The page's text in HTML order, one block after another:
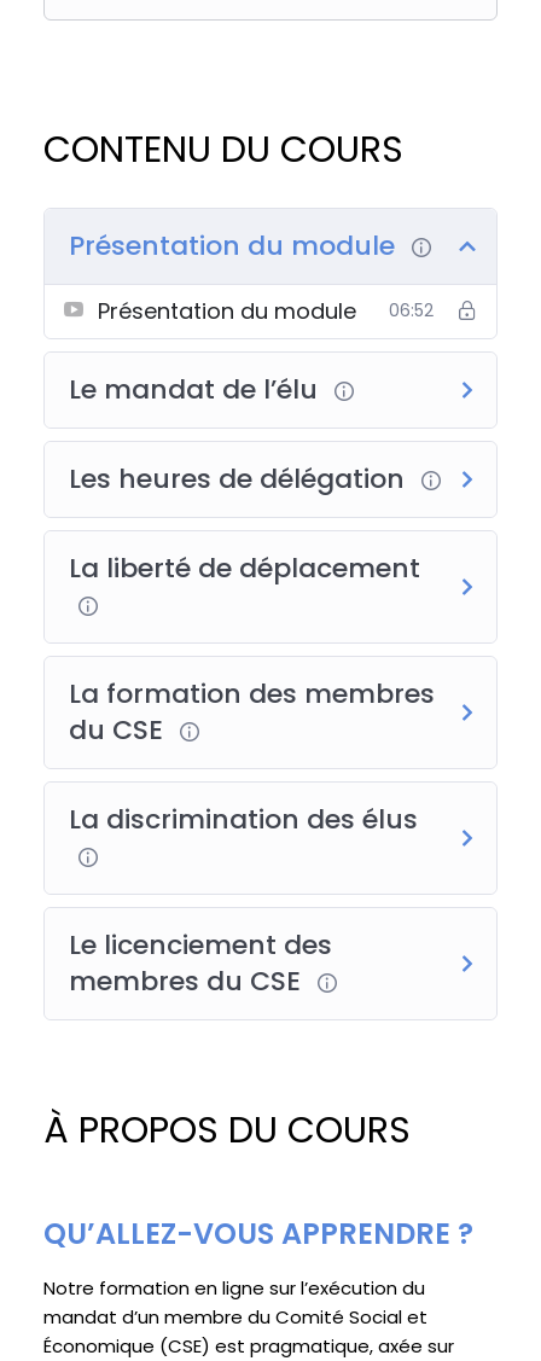
À PROPOS DU COURS
QU’ALLEZ-VOUS APPRENDRE ?
Notre formation en ligne sur l’exécution du
mandat d’un membre du Comité Social et
Économique (CSE) est pragmatique, axée sur
CONTENU DU COURS
Présentation du module
Présentation du module 06:52
Le mandat de l’élu
Les heures de délégation
La liberté de déplacement
La formation des membres
du CSE
La discrimination des élus
Le licenciement des
membres du CSE